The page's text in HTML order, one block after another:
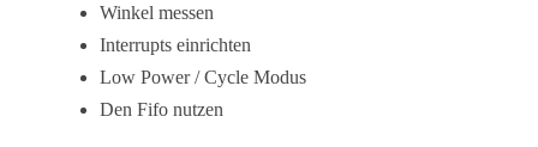
Winkel messen
Interrupts einrichten
Low Power / Cycle Modus
Den Fifo nutzen